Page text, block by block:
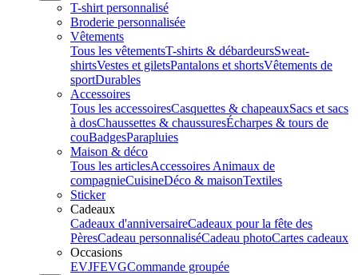
T-shirt personnalisé
Broderie personnalisée
Vêtements
Tous les vêtementsT-shirts & débardeursSweat-
shirtsVestes et giletsPantalons et shortsVêtements de
sportDurables
Accessoires
Tous les accessoiresCasquettes & chapeauxSacs et sacs
à dosChaussettes & chaussuresÉcharpes & tours de
couBadgesParapluies
Maison & déco
Tous les articlesAccessoires Animaux de
compagnieCuisineDéco & maisonTextiles
Sticker
Cadeaux
Cadeaux d'anniversaireCadeaux pour la fête des
PèresCadeau personnaliséCadeau photoCartes cadeaux
Occasions
EVJFEVGCommande groupée